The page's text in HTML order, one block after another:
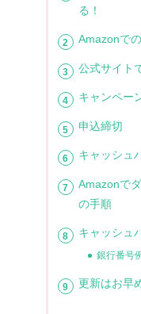
る！
Amazonで
公式サイト
キャンペー
申込締切
キャッシュ
Amazonで
の手順
キャッシュ
銀行番号
更新はお早